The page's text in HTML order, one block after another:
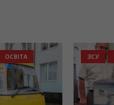
ОСВІТА ЗСУ